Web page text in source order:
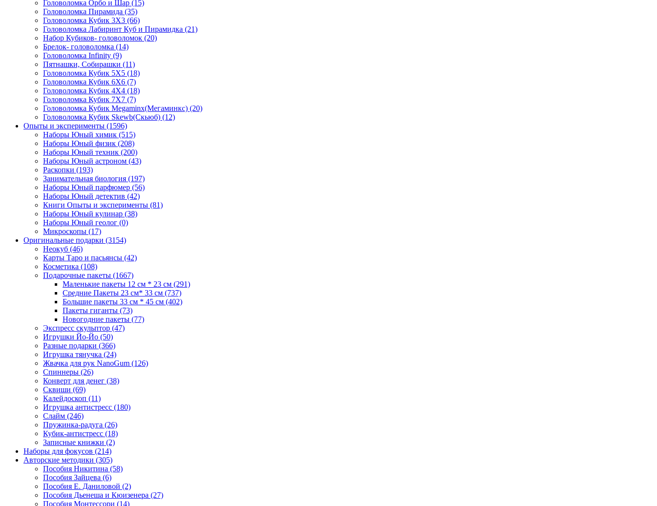
Головоломка Орбо и Шар (15)
Головоломка Пирамида (35)
Головоломка Кубик 3Х3 (66)
Головоломка Лабиринт Куб и Пирамидка (21)
Набор Кубиков- головоломок (20)
Брелок- головоломка (14)
Головоломка Infinity (9)
Пятнашки, Собирашки (11)
Головоломка Кубик 5Х5 (18)
Головоломка Кубик 6Х6 (7)
Головоломка Кубик 4Х4 (18)
Головоломка Кубик 7Х7 (7)
Головоломка Кубик Megaminx(Мегаминкс) (20)
Головоломка Кубик Skewb(Скьюб) (12)
Опыты и эксперименты (1596)
Наборы Юный химик (515)
Наборы Юный физик (208)
Наборы Юный техник (200)
Наборы Юный астроном (43)
Раскопки (193)
Занимательная биология (197)
Наборы Юный парфюмер (56)
Наборы Юный детектив (42)
Книги Опыты и эксперименты (81)
Наборы Юный кулинар (38)
Наборы Юный геолог (0)
Микроскопы (17)
Оригинальные подарки (3154)
Неокуб (46)
Карты Таро и пасьянсы (42)
Косметика (108)
Подарочные пакеты (1667)
Маленькие пакеты 12 см * 23 см (291)
Средние Пакеты 23 см* 33 см (737)
Большие пакеты 33 см * 45 см (402)
Пакеты гиганты (73)
Новогодние пакеты (77)
Экспресс скульптор (47)
Игрушки Йо-Йо (50)
Разные подарки (366)
Игрушка тянучка (24)
Жвачка для рук NanoGum (126)
Спиннеры (26)
Конверт для денег (38)
Сквиши (69)
Калейдоскоп (11)
Игрушка антистресс (180)
Слайм (246)
Пружинка-радуга (26)
Кубик-антистресс (18)
Записные книжки (2)
Наборы для фокусов (214)
Авторские методики (305)
Пособия Никитина (58)
Пособия Зайцева (6)
Пособия Е. Даниловой (2)
Пособия Дьенеша и Кюизенера (27)
Пособия Монтессори (14)